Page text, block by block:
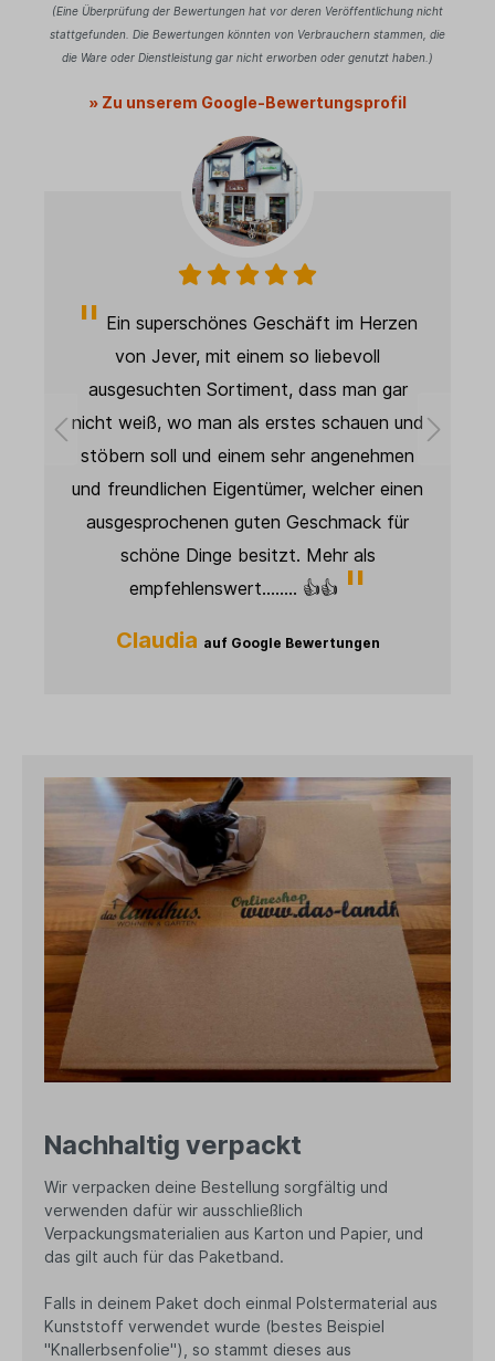
(Eine Überprüfung der Bewertungen hat vor deren Veröffentlichung nicht
stattgefunden. Die Bewertungen könnten von Verbrauchern stammen, die
die Ware oder Dienstleistung gar nicht erworben oder genutzt haben.)
» Zu unserem Google-Bewertungsprofil
Super schnelle Lieferung. Produkt wie
beschrieben und wie abgebildet. Sehr gute
Qualität, wird als Deko in meinem Studio
verwendet und sieht super aus. Die Qualität
ist spitze. Weiter so! 👍🏻
Nachhaltig verpackt
Wir verpacken deine Bestellung sorgfältig und
verwenden dafür wir ausschließlich
Verpackungsmaterialien aus Karton und Papier, und
das gilt auch für das Paketband.
Falls in deinem Paket doch einmal Polstermaterial aus
Kunststoff verwendet wurde (bestes Beispiel
"Knallerbsenfolie"), so stammt dieses aus